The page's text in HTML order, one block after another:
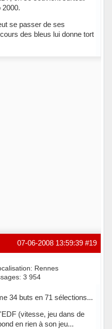
2000.
se passer de ses
des bleus lui donne tort
#19
07-06-2008 13:59:39
Rennes
3 954
34 buts en 71 sélections...
(vitesse, jeu dans de
en rien à son jeu...